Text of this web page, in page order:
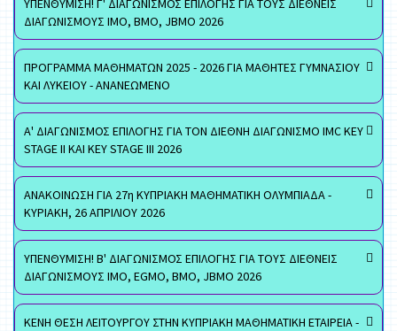
ΥΠΕΝΘΥΜΙΣΗ! Γ' ΔΙΑΓΩΝΙΣΜΟΣ ΕΠΙΛΟΓΗΣ ΓΙΑ ΤΟΥΣ ΔΙΕΘΝΕΙΣ
ΔΙΑΓΩΝΙΣΜΟΥΣ ΙΜΟ, ΒΜΟ, JBMO 2026
ΠΡΟΓΡΑΜΜΑ ΜΑΘΗΜΑΤΩΝ 2025 - 2026 ΓΙΑ ΜΑΘΗΤΕΣ ΓΥΜΝΑΣΙΟΥ
ΚΑΙ ΛΥΚΕΙΟΥ - ΑΝΑΝΕΩΜΕΝΟ
Α' ΔΙΑΓΩΝΙΣΜΟΣ ΕΠΙΛΟΓΗΣ ΓΙΑ ΤΟΝ ΔΙΕΘΝΗ ΔΙΑΓΩΝΙΣΜΟ IMC KEY
STAGE II ΚΑΙ KEY STAGE III 2026
ΑΝΑΚΟΙΝΩΣΗ ΓΙΑ 27η ΚΥΠΡΙΑΚΗ ΜΑΘΗΜΑΤΙΚΗ ΟΛΥΜΠΙΑΔΑ -
ΚΥΡΙΑΚΗ, 26 ΑΠΡΙΛΙΟΥ 2026
ΥΠΕΝΘΥΜΙΣΗ! Β' ΔΙΑΓΩΝΙΣΜΟΣ ΕΠΙΛΟΓΗΣ ΓΙΑ ΤΟΥΣ ΔΙΕΘΝΕΙΣ
ΔΙΑΓΩΝΙΣΜΟΥΣ ΙΜΟ, EGMO, ΒΜΟ, JBMO 2026
ΚΕΝΗ ΘΕΣΗ ΛΕΙΤΟΥΡΓΟΥ ΣΤΗΝ ΚΥΠΡΙΑΚΗ ΜΑΘΗΜΑΤΙΚΗ ΕΤΑΙΡΕΙΑ -